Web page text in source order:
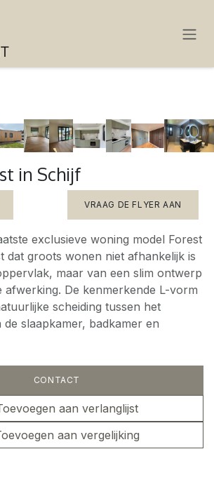
in Schijf
VRAAG DE FLYER AAN
exclusieve woning model Forest
dat groots wonen niet afhankelijk is
maar van een slim ontwerp
afwerking. De kenmerkende L-vorm
scheiding tussen het
slaapkamer, badkamer en
CONTACT
aan vergelijking
aan verlanglijst